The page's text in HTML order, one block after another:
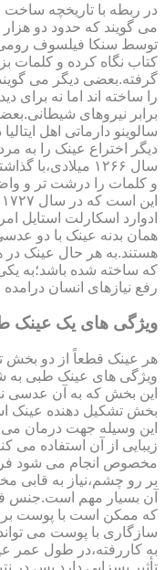
در ربطه با تاریخچه
می گویند که حدود دو
توسط سنکا فیلسوف رومی
کتاب نگاه کرده و
گرفته.بعضی دیگر می
را ساخته اند اما نه برای
برابر نیروهای
دیگر اختراع عینک را به
سال ۱۲۶۶
و کلمات را درشت تر و
ادوارد اسکارلت استایل
همان بدنه عینک با دو
هستند.به هر حال عینک
که ساخته شده باشد؛به
رفع نیازهای انسان
ویژگی های یک عینک
هر عینک قطعاً از دو
ویژگی های عینک طبی به
این بخش که به آن عدسی
بخش تشکیل دهنده عینک
این وسیله جهت درمان می
زیبایی از آن استفاده می
مخصوص انجام می شود
بر رو چشم،نیاز به
آن بسیار مهم است.جنس
که ممکن است با پوست
سازگاری با پوست می
به کاررفته،در طول عمر